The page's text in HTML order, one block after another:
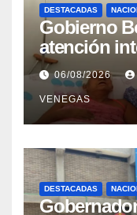
DESTACADAS
Gobierno
atención
con06/08/2026
VENEGAS
DESTACADAS